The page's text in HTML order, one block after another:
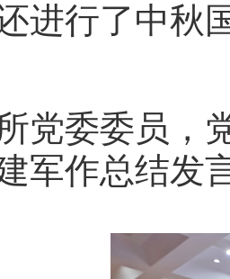
行了中秋国
委委员，党
军作总结发